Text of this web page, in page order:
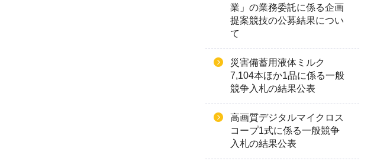
業」の業務委託に係る企画
提案競技の公募結果につい
て
災害備蓄用液体ミルク
7,104本ほか1品に係る一般
競争入札の結果公表
高画質デジタルマイクロス
コープ1式に係る一般競争
入札の結果公表